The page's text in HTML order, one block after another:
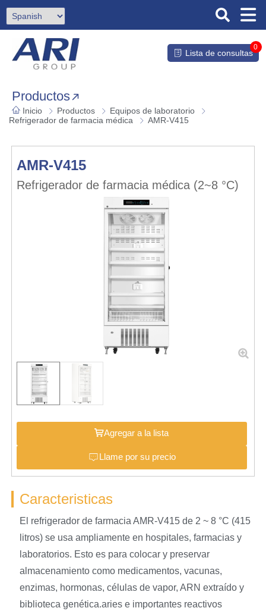
Lista de consultas
0
Productos
Inicio Productos
Equipos de laboratorio
Refrigerador de farmacia médica
AMR-V415
AMR-V415
Refrigerador de farmacia médica (2~8 °C)
Agregar a la lista
Llame por su precio
Caracteristicas
El refrigerador de farmacia AMR-V415 de 2 ~ 8 °C (415
litros) se usa ampliamente en hospitales, farmacias y
laboratorios. Esto es para colocar y preservar
almacenamiento como medicamentos, vacunas,
enzimas, hormonas, células de vapor, ARN extraído y
biblioteca genética.aries e importantes reactivos